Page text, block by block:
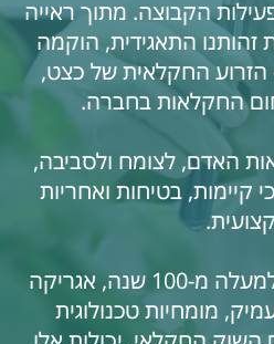
קוטלי מחלות
זרעים
הקבוצה. מתוך ראייה
זהותנו התאגידית, הוקמה
החקלאית של כצט,
החקלאות בחברה.
האדם, לצומח ולסביבה,
קיימות, בטיחות ואחריות
עם ניסיון מצטבר של למעלה מ-100 שנה, אגריקה
מומחיות טכנולוגית